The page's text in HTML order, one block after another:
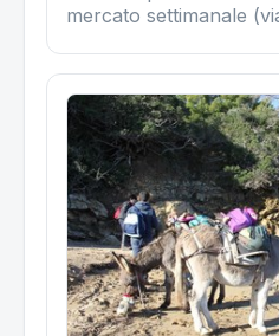
mercato settimanale